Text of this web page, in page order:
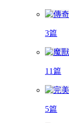
3篇
11篇
5篇